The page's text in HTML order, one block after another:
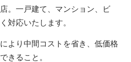
。一戸建て、マンション、ビ
対応いたします。
より中間コストを省き、低価格
きること。